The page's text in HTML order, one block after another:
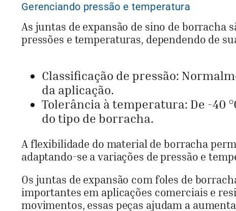
Gerenciando pressão e temperatura
As juntas de expansão de sino de borracha
pressões e temperaturas, dependendo de
Classificação de pressão:
da aplicação.
Tolerância à temperatura: De -40
do tipo de borracha.
A flexibilidade do material de borracha
adaptando-se a variações de pressão e
Os juntas de expansão com foles de
importantes em aplicações comerciais e
movimentos, essas peças ajudam a